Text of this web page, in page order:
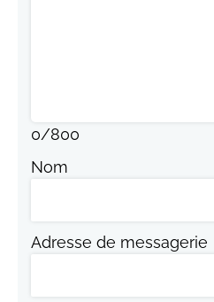
0/800
Nom
Adresse de messagerie